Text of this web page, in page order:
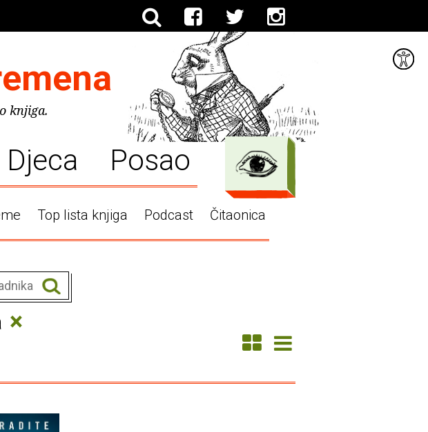
knjiga.
Djeca Posao
Top lista knjiga Podcast Čitaonica
×